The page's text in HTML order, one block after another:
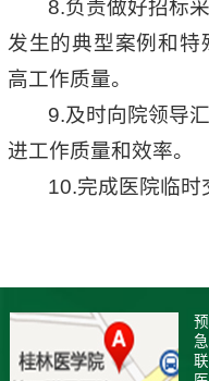
8.负责做好招标
发生的典型案例和特
高工作质量。
9.及时向院领导
进工作质量和效率。
10.完成医院临时